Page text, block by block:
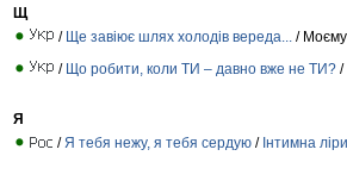
Щ
/ Ще завіює шлях холодів вереда... /
/ Що робити, коли ТИ – давно вже не ТИ? /
Я
/ Я тебя нежу, я тебя сердую / Інтимна